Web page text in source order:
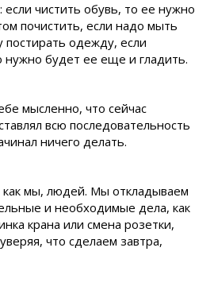
чистить обувь, то ее нужно
почистить, если надо мыть
постирать одежду, если
нужно будет ее еще и гладить.
мысленно, что сейчас
всю последовательность
ничего делать.
как мы, людей. Мы откладываем
и необходимые дела, как
крана или смена розетки,
что сделаем завтра,